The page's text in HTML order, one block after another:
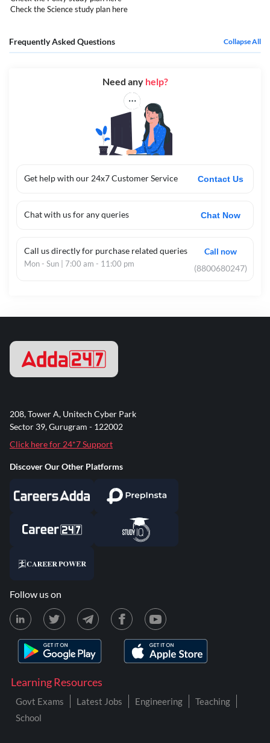
Check the Science study plan here
Frequently Asked Questions Collapse All
Get help with our 24x7 Customer Service Contact Us
Chat with us for any queries Chat Now
Call us directly for purchase related queries
Mon - Sun | 7:00 am - 11:00 pm
Call now
(8800680247)
Need any help?
Learning Resources
Govt Exams Latest Jobs Engineering
Teaching
School
208, Tower A, Unitech Cyber Park
Sector 39, Gurugram - 122002
Click here for 24*7 Support
Discover Our Other Platforms
Follow us on